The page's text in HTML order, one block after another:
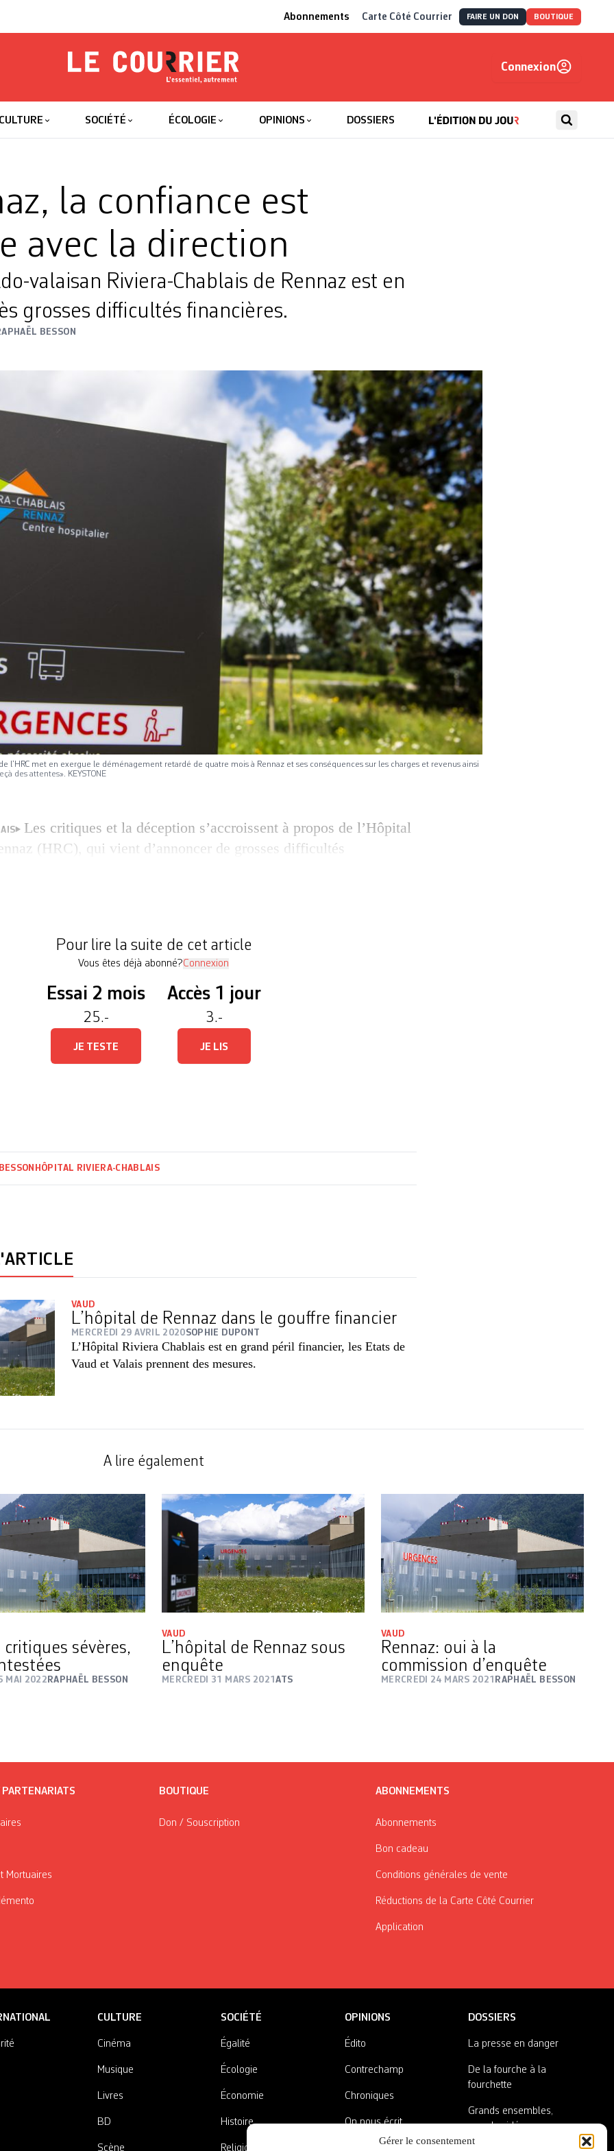
Gérer le consentement
Abonnements Carte Côté Courrier FAIRE UN DON BOUTIQUE
Le Courrier
Connexion
CULTURE SOCIÉTÉ ÉCOLOGIE OPINIONS DOSSIERS
la confiance est
avec la direction
valaisan Riviera-Chablais de Rennaz est en
grosses difficultés financières.
BESSON
l’HRC met en exergue le déménagement retardé de quatre mois à Rennaz et ses conséquences sur les charges et revenus ainsi
des attentes». KEYSTONE
Les critiques et la déception s’accroissent à propos de l’Hôpital
(HRC), qui vient d’annoncer de grosses difficultés
Pour lire la suite de cet article
Vous êtes déjà abonné?Connexion
Essai 2 mois
25.-
JE TESTE
Accès 1 jour
3.-
JE LIS
HÔPITAL RIVIERA-CHABLAIS
VAUD
L’hôpital de Rennaz dans le gouffre financier
MERCREDI 29 AVRIL 2020SOPHIE DUPONT
L’Hôpital Riviera Chablais est en grand péril financier, les Etats de
Vaud et Valais prennent des mesures.
A lire également
critiques sévères,
MAI 2022 RAPHAËL BESSON
VAUD
L’hôpital de Rennaz sous
enquête
MERCREDI 31 MARS 2021ATS
VAUD
Rennaz: oui à la
commission d’enquête
MERCREDI 24 MARS 2021 RAPHAËL BESSON
Mortuaires
BOUTIQUE
Don / Souscription
ABONNEMENTS
Abonnements
Bon cadeau
Conditions générales de vente
Réductions de la Carte Côté Courrier
Application
CULTURE
Cinéma
Musique
Livres
BD
Scène
SOCIÉTÉ
Égalité
Écologie
Économie
Histoire
Religions
OPINIONS
Édito
Contrechamp
Chroniques
On nous écrit
DOSSIERS
La presse en danger
De la fourche à la
fourchette
Grands ensembles,
grandes idées